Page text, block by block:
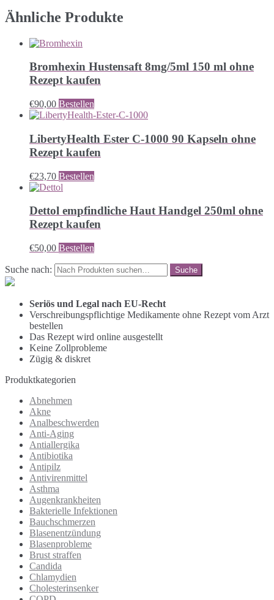
Ähnliche Produkte
Bromhexin Hustensaft 8mg/5ml 150 ml ohne
Rezept kaufen
€90,00 Bestellen
LibertyHealth Ester C-1000 90 Kapseln ohne
Rezept kaufen
€23,70 Bestellen
Dettol empfindliche Haut Handgel 250ml ohne
Rezept kaufen
€50,00 Bestellen
Suche nach:
Seriös und Legal nach EU-Recht
Verschreibungspflichtige Medikamente ohne Rezept vom Arzt
bestellen
Das Rezept wird online ausgestellt
Keine Zollprobleme
Zügig & diskret
Produktkategorien
Abnehmen
Akne
Analbeschwerden
Anti-Aging
Antiallergika
Antibiotika
Antipilz
Antivirenmittel
Asthma
Augenkrankheiten
Bakterielle Infektionen
Bauchschmerzen
Blasenentzündung
Blasenprobleme
Brust straffen
Candida
Chlamydien
Cholesterinsenker